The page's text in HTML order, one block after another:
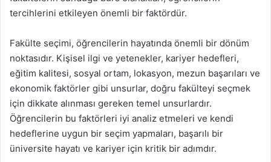
tercihlerini etkileyen önemli bir faktördür.
Fakülte seçimi, öğrencilerin hayatında önemli bir dönüm
noktasıdır. Kişisel ilgi ve yetenekler, kariyer hedefleri,
eğitim kalitesi, sosyal ortam, lokasyon, mezun başarıları ve
ekonomik faktörler gibi unsurlar, doğru fakülteyi seçmek
için dikkate alınması gereken temel unsurlardır.
Öğrencilerin bu faktörleri iyi analiz etmeleri ve kendi
hedeflerine uygun bir seçim yapmaları, başarılı bir
üniversite hayatı ve kariyer için kritik bir adımdır.